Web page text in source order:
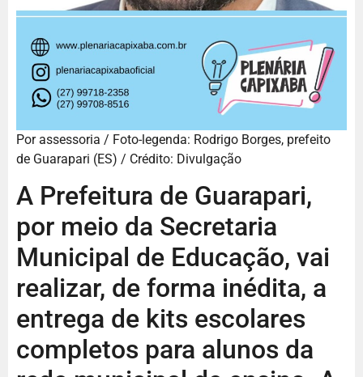
Por assessoria / Foto-legenda: Rodrigo Borges, prefeito
de Guarapari (ES) / Crédito: Divulgação
A Prefeitura de Guarapari,
por meio da Secretaria
Municipal de Educação, vai
realizar, de forma inédita, a
entrega de kits escolares
completos para alunos da